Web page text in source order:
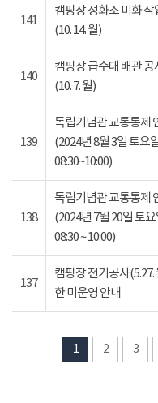
141
캠핑장 정화조 미화 작
(10. 14. 월)
140
캠핑장 급수대 배관 공
(10. 7. 월)
139
독립기념관 교통통제
(2024년 8월 3일 토요
08:30~10:00)
138
독립기념관 교통통제
(2024년 7월 20일 토
08:30 ~ 10:00)
137
캠핑장 전기공사(5.27.
한 미운영 안내
1 2 3